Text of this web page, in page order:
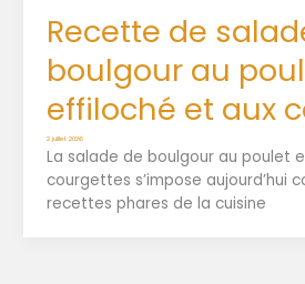
Recette de
boulgour au
effiloché et aux
2 juillet 2026
La salade de boulgour au poulet
courgettes s’impose aujourd’hui
recettes phares de la cuisine